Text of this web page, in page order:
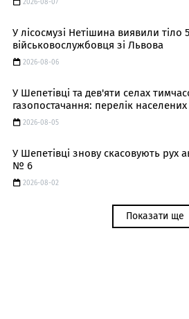
2026-08-07
У лісосмузі Нетішина виявили тіло
військовослужбовця зі Львова
2026-08-06
У Шепетівці та дев'яти селах
газопостачання: перелік населених
2026-08-05
У Шепетівці знову скасовують рух
№ 6
2026-08-02
Показати ще